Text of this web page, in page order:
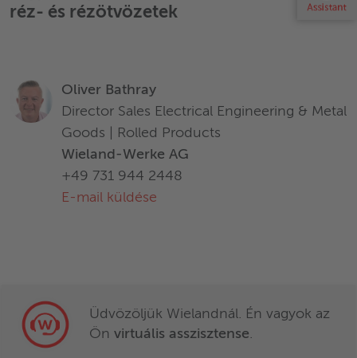
replace expert advice. Wieland disclaims all liability arising
réz- és rézötvözetek
Oliver Bathray
Director Sales Electrical Engineering & Metal
Goods | Rolled Products
Wieland-Werke AG
+49 731 944 2448
E-mail küldése
Üdvözöljük Wielandnál. Én vagyok az
Ön virtuális asszisztense.